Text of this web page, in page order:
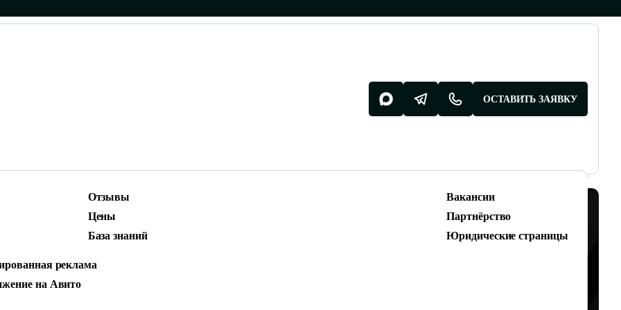
реклама
на Авито
Разработка поддержка
Техническая поддержка сайтов
Отзывы
Цены
База знаний
Вакансии
Партнёрство
Юридические страницы
ОСТАВИТЬ ЗАЯВКУ
ДЛЯ ГОСТЕВОГО ДОМА